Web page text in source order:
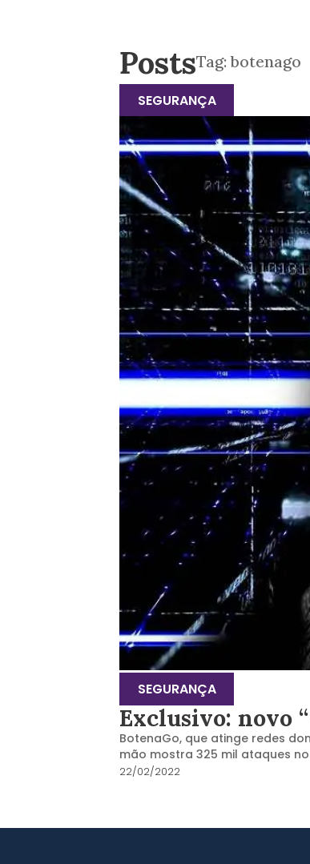
PostsTag:botenago
SEGURANÇA
SEGURANÇA
Exclusivo: novo
BotenaGo, que atinge redes
mão mostra 325 mil ataques
22/02/2022